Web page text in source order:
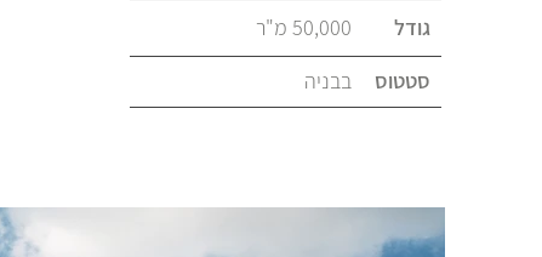
50,000 מ"ר
גודל
בבניה
סטטוס